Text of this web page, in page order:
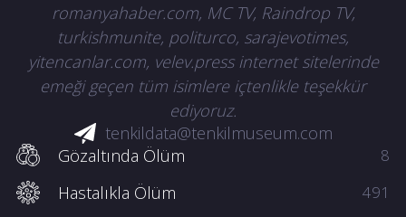
romanyahaber.com, MC TV, Raindrop TV,
turkishmunite, politurco, sarajevotimes,
yitencanlar.com, velev.press internet sitelerinde
emeği geçen tüm isimlere içtenlikle teşekkür
ediyoruz.
tenkildata@tenkilmuseum.com
Gözaltında Ölüm
8
Hastalıkla Ölüm 491